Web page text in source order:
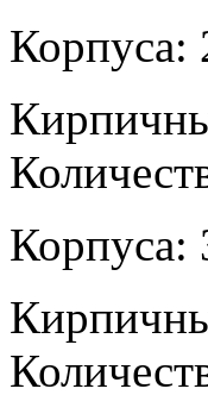
Корпуса:
Корпуса: